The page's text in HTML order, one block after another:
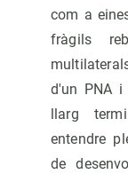
com a
fràgils
d'un PNA i
llarg
entendre
de